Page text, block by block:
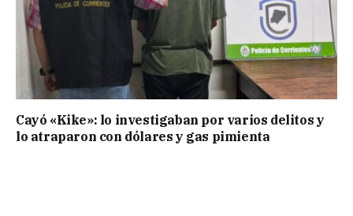
Cayó «Kike»: lo investigaban por varios delitos y
lo atraparon con dólares y gas pimienta